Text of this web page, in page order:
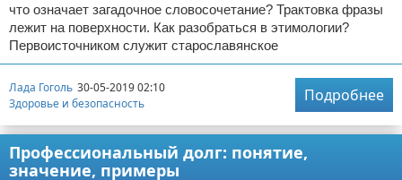
что означает загадочное словосочетание? Трактовка фразы
лежит на поверхности. Как разобраться в этимологии?
Первоисточником служит старославянское
Лада Гоголь 30-05-2019 02:10
Здоровье и безопасность
Подробнее
Профессиональный долг: понятие,
значение, примеры